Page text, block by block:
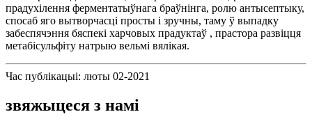
прадухілення ферментатыўнага браўнінга, ролю антысептыку,
спосаб яго вытворчасці просты і зручны, таму ў выпадку
забеспячэння бяспекі харчовых прадуктаў , прастора развіцця
метабісульфіту натрыю вельмі вялікая.
Час публікацыі: люты 02-2021
звяжыцеся з намі